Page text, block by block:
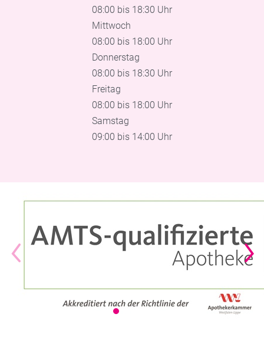
08:00 bis 18:30 Uhr
Mittwoch
08:00 bis 18:00 Uhr
Donnerstag
08:00 bis 18:30 Uhr
Freitag
08:00 bis 18:00 Uhr
Samstag
09:00 bis 14:00 Uhr